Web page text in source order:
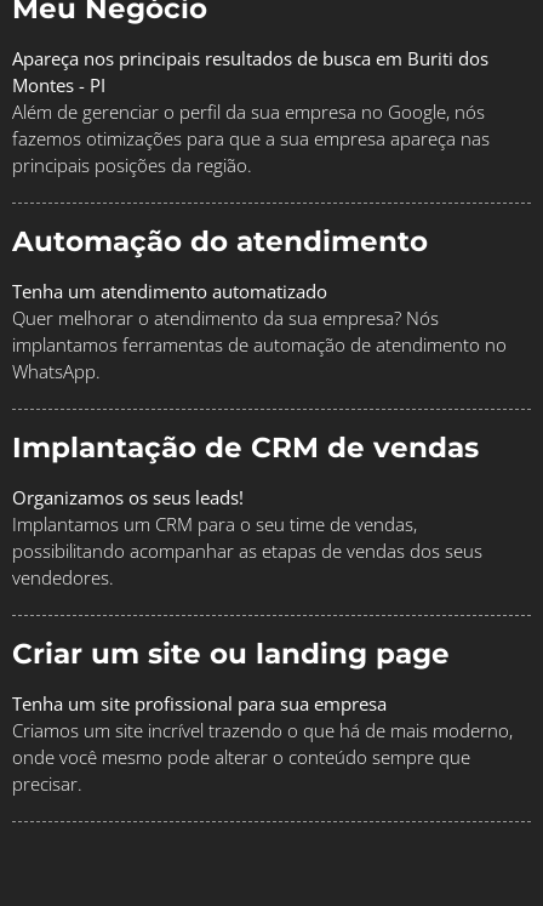
Meu Negócio
Apareça nos principais resultados de busca em Buriti dos
Montes - PI
Além de gerenciar o perfil da sua empresa no Google, nós
fazemos otimizações para que a sua empresa apareça nas
principais posições da região.
Automação do atendimento
Tenha um atendimento automatizado
Quer melhorar o atendimento da sua empresa? Nós
implantamos ferramentas de automação de atendimento no
WhatsApp.
Implantação de CRM de vendas
Organizamos os seus leads!
Implantamos um CRM para o seu time de vendas,
possibilitando acompanhar as etapas de vendas dos seus
vendedores.
Criar um site ou landing page
Tenha um site profissional para sua empresa
Criamos um site incrível trazendo o que há de mais moderno,
onde você mesmo pode alterar o conteúdo sempre que
precisar.